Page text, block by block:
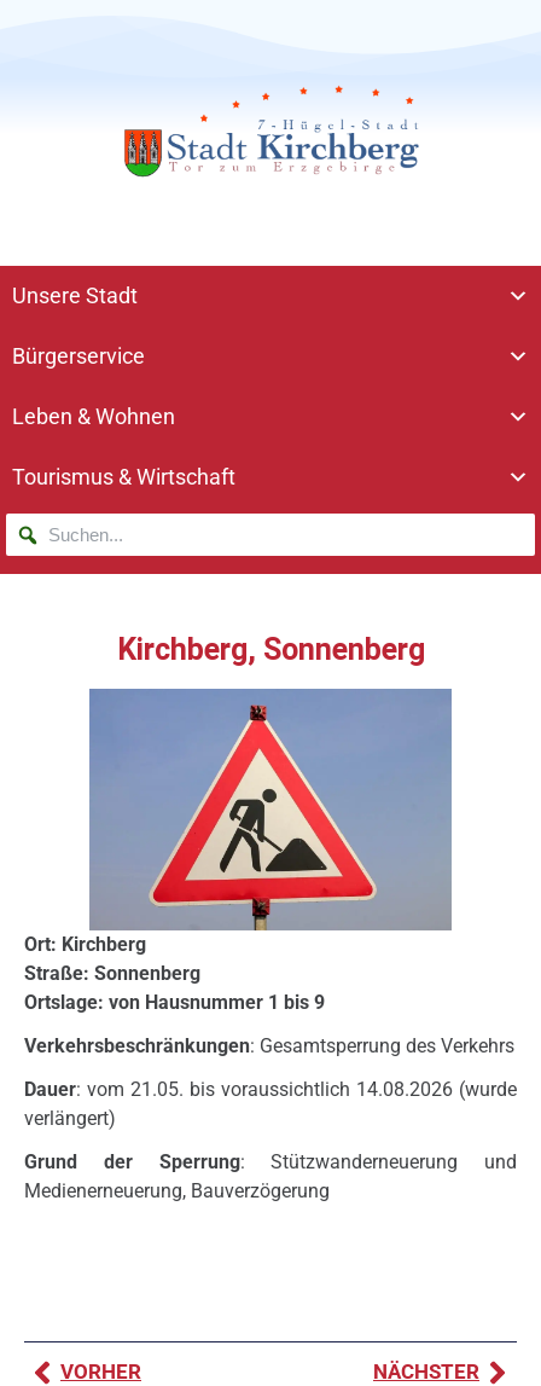
Unsere Stadt
Bürgerservice
Leben & Wohnen
Tourismus & Wirtschaft
Kirchberg, Sonnenberg
Ort: Kirchberg
Straße: Sonnenberg
Ortslage: von Hausnummer 1 bis 9
Verkehrsbeschränkungen: Gesamtsperrung des Verkehrs
Dauer: vom 21.05. bis voraussichtlich 14.08.2026 (wurde
verlängert)
Grund der Sperrung: Stützwanderneuerung und
Medienerneuerung, Bauverzögerung
VORHER NÄCHSTER